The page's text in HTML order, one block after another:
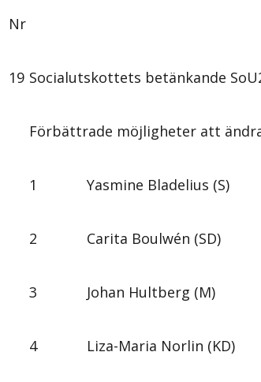
Nr
19 Socialutskottets betänkande
Förbättrade möjligheter att
1 Yasmine Bladelius (S)
2 Carita Boulwén (SD)
3 Johan Hultberg (M)
4 Liza-Maria Norlin (KD)